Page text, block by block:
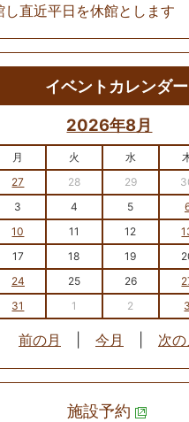
し直近平日を休館とします
イベントカレンダー
2026年8月
月 火 水
27 28 29
3 4 5
10 11 12
17 18 19
24 25 26
31 1 2 3
前の月 今月 次の
施設予約